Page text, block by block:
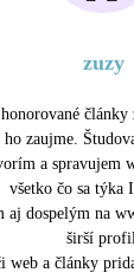
zuzy
ho zaujme.
a spravujem
všetko čo sa týka
aj dospelým na
širší
web a články